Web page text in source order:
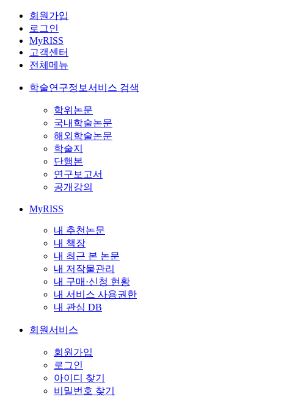
회원가입
로그인
MyRISS
고객센터
전체메뉴
학술연구정보서비스 검색
학위논문
국내학술논문
해외학술논문
학술지
단행본
연구보고서
공개강의
MyRISS
내 추천논문
내 책장
내 최근 본 논문
내 저작물관리
내 구매·신청 현황
내 서비스 사용권한
내 관심 DB
회원서비스
회원가입
로그인
아이디 찾기
비밀번호 찾기